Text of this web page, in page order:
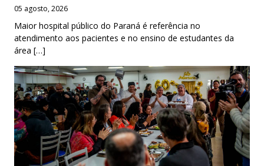
05 agosto, 2026
Maior hospital público do Paraná é referência no
atendimento aos pacientes e no ensino de estudantes da
área […]